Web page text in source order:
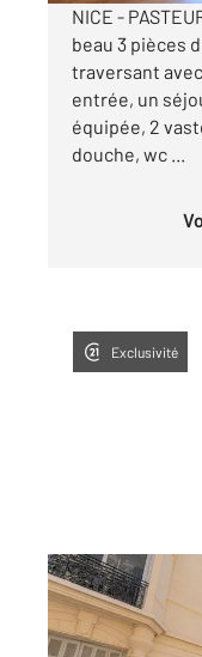
NICE -
beau 3 pièces
traversant
entrée, un
équipée, 2
douche, wc ...
Exclusivité
NICE 06
270,55 m2
, 12
Ref : 627